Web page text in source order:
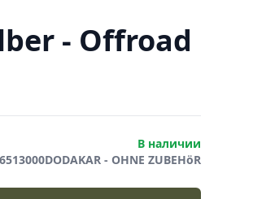
- Offroad
В наличии
- OHNE ZUBEHöR